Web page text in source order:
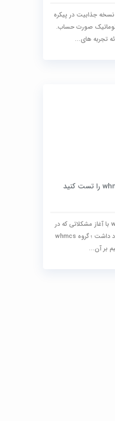
جذابیت در پیکره
صورت حساب.
تجربه های...
ویژگی های whmcs با آغاز مشکلاتی که در
ورژن های ۵ وجود داشت ؛ گروه whmcs
بر آن...